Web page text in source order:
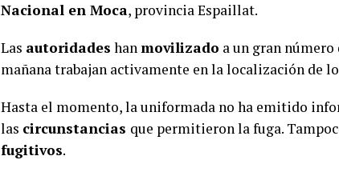
Nacional en Moca, provincia Espaillat.
Las autoridades hanmovilizado a un gran número
mañana trabajan activamente en la localización de
Hasta el momento, la uniformada no ha emitido
las circunstancias que permitieron la fuga.
fugitivos.